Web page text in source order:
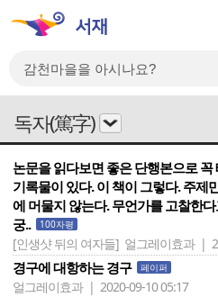
독자(篤字)
논문을 읽다보면 좋은 단행본으로
기록물이 있다. 이 책이 그렇다. 주제
에 머물지 않는다. 무언가를 고찰한
궁..
100자평
[인생샷 뒤의 여자들] 얼그레이효과 |
경구에 대항하는 경구 페이퍼
얼그레이효과 | 2020-09-10 05:17